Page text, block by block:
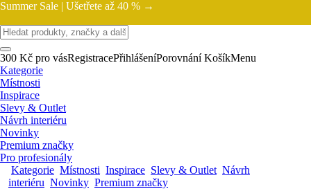
Summer Sale | Ušetřete až 40 % →
300 Kč pro vásRegistracePřihlášeníPorovnání KošíkMenu
Kategorie
Místnosti
Inspirace
Slevy & Outlet
Návrh interiéru
Novinky
Premium značky
Pro profesionály
Kategorie Místnosti Inspirace Slevy & Outlet Návrh
interiéru Novinky Premium značky